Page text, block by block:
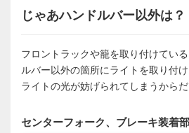
じゃあハンドルバー以外は？
フロントラックや籠を取り付けてい
ルバー以外の箇所にライトを取り付
ライトの光が妨げられてしまうからだ
センターフォーク、ブレーキ装着部